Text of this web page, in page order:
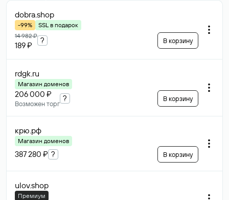
dobra.shop
-99%
SSL в подарок
14 982 ₽
189 ₽
? В корзину
rdgk.ru
Магазин доменов
206 000 ₽
Возможен торг
? В корзину
крю.рф
Магазин доменов
387 280 ₽ ? В корзину
ulov.shop
Премиум